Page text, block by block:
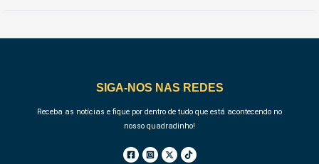
SIGA-NOS NAS REDES
Receba as notícias e fique por dentro de tudo que está acontecendo no
nosso quadradinho!